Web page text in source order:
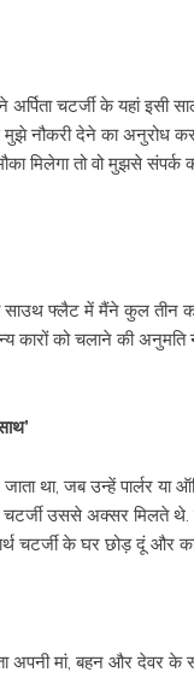
अर्पिता चटर्जी के यहां
नौकरी देने का अनुरोध
मिलेगा तो वो मुझसे
साउथ फ्लैट में मैंने कुल तीन
कारों को चलाने की
था, जब उन्हें पार्लर या
उससे अक्सर मिलते थे.
चटर्जी के घर छोड़ दूं और
अपनी मां, बहन और देवर